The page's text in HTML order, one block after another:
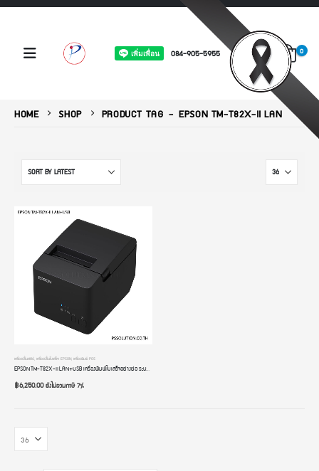
084-905-5955 0
HOME SHOP PRODUCT TAG -EPSON TM-T82X-II LAN
เครื่องปริ้นสลิป เครื่องปริ้นใบเสร็จ EPSON เครื่องพิมพ์ POS
EPSON TM-T82X-II LAN+USB เครื่องพิมพ์ใบเสร็จอย่างย่อ ระบบความร้อน 80 mm 3 นิ้ว POS Thermal Printer
฿6,250.00ยังไม่รวมภาษี 7%